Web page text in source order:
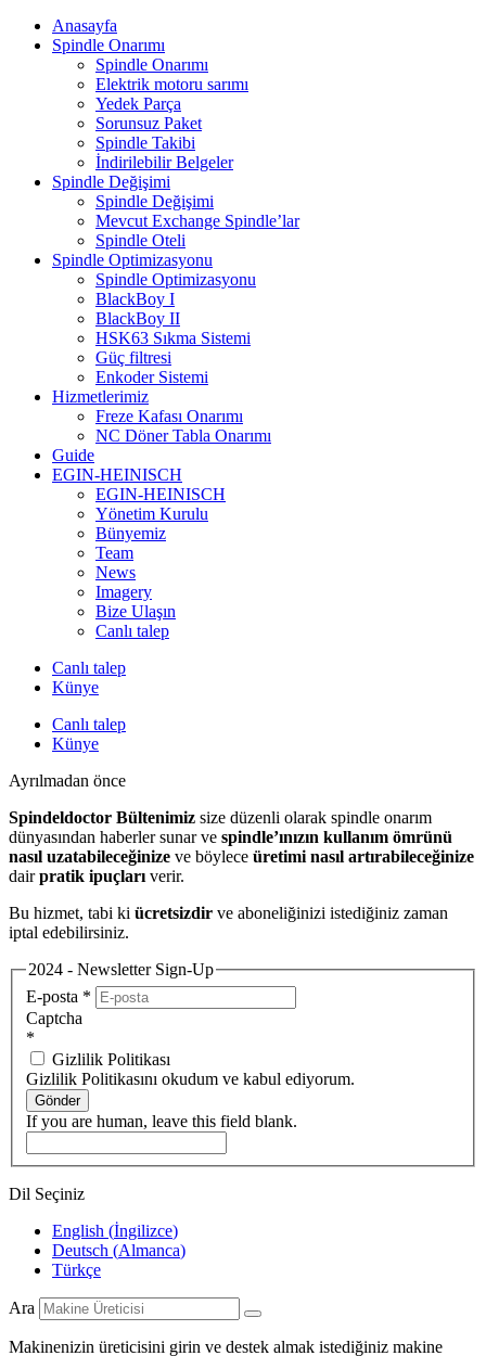
Anasayfa
Spindle Onarımı
Spindle Onarımı
Elektrik motoru sarımı
Yedek Parça
Sorunsuz Paket
Spindle Takibi
İndirilebilir Belgeler
Spindle Değişimi
Spindle Değişimi
Mevcut Exchange Spindle’lar
Spindle Oteli
Spindle Optimizasyonu
Spindle Optimizasyonu
BlackBoy I
BlackBoy II
HSK63 Sıkma Sistemi
Güç filtresi
Enkoder Sistemi
Hizmetlerimiz
Freze Kafası Onarımı
NC Döner Tabla Onarımı
Guide
EGIN-HEINISCH
EGIN-HEINISCH
Yönetim Kurulu
Bünyemiz
Team
News
Imagery
Bize Ulaşın
Canlı talep
Canlı talep
Künye
Canlı talep
Künye
Ayrılmadan önce
Spindeldoctor Bültenimiz size düzenli olarak spindle onarım
dünyasından haberler sunar ve spindle’ınızın kullanım ömrünü
nasıl uzatabileceğinize ve böylece üretimi nasıl artırabileceğinize
dairpratik ipuçları verir.
Bu hizmet, tabi ki ücretsizdir ve aboneliğinizi istediğiniz zaman
iptal edebilirsiniz.
2024 - Newsletter Sign-Up
E-posta *
Captcha
*
Gizlilik Politikası
Gizlilik Politikasını okudum ve kabul ediyorum.
Gönder
If you are human, leave this field blank.
Dil Seçiniz
English (İngilizce)
Deutsch (Almanca)
Türkçe
Ara
Makinenizin üreticisini girin ve destek almak istediğiniz makine